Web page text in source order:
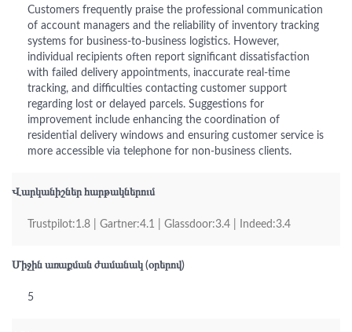
Customers frequently praise the professional communication
of account managers and the reliability of inventory tracking
systems for business-to-business logistics. However,
individual recipients often report significant dissatisfaction
with failed delivery appointments, inaccurate real-time
tracking, and difficulties contacting customer support
regarding lost or delayed parcels. Suggestions for
improvement include enhancing the coordination of
residential delivery windows and ensuring customer service is
more accessible via telephone for non-business clients.
Վարկանիշներ հարթակներում
Trustpilot:1.8 | Gartner:4.1 | Glassdoor:3.4 | Indeed:3.4
Միջին առաքման ժամանակ (օրերով)
5